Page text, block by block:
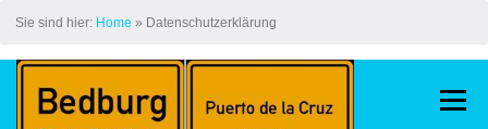
Sie sind hier: Home » Datenschutzerklärung
Zum
springen
Menü